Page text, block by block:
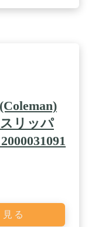
リッパ
る